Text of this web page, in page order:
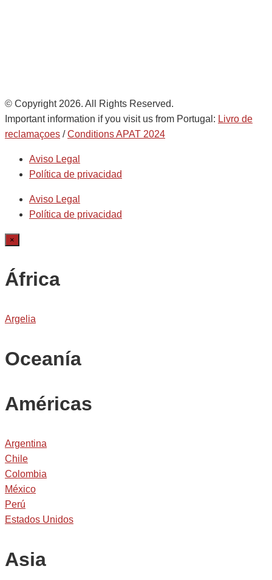
© Copyright 2026. All Rights Reserved.
Important information if you visit us from Portugal: Livro de
reclamaçoes /Conditions APAT 2024
Aviso Legal
Política de privacidad
Aviso Legal
Política de privacidad
×
África
Argelia
Oceanía
Américas
Argentina
Chile
Colombia
México
Perú
Estados Unidos
Asia